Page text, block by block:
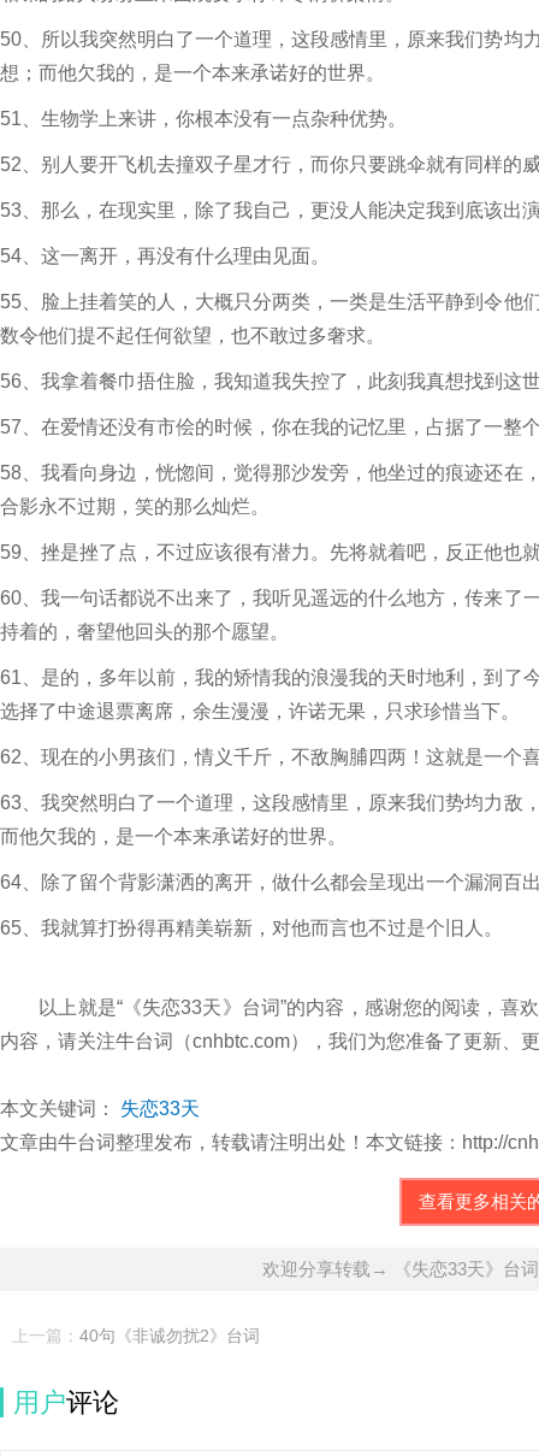
50、所以我突然明白了一个道理，这段感情里，原来我们势均
想；而他欠我的，是一个本来承诺好的世界。
51、生物学上来讲，你根本没有一点杂种优势。
52、别人要开飞机去撞双子星才行，而你只要跳伞就有同样的
53、那么，在现实里，除了我自己，更没人能决定我到底该出
54、这一离开，再没有什么理由见面。
55、脸上挂着笑的人，大概只分两类，一类是生活平静到令他
数令他们提不起任何欲望，也不敢过多奢求。
56、我拿着餐巾捂住脸，我知道我失控了，此刻我真想找到这
57、在爱情还没有市侩的时候，你在我的记忆里，占据了一整
58、我看向身边，恍惚间，觉得那沙发旁，他坐过的痕迹还在
合影永不过期，笑的那么灿烂。
59、挫是挫了点，不过应该很有潜力。先将就着吧，反正他也
60、我一句话都说不出来了，我听见遥远的什么地方，传来了
持着的，奢望他回头的那个愿望。
61、是的，多年以前，我的矫情我的浪漫我的天时地利，到了
选择了中途退票离席，余生漫漫，许诺无果，只求珍惜当下。
62、现在的小男孩们，情义千斤，不敌胸脯四两！这就是一个
63、我突然明白了一个道理，这段感情里，原来我们势均力敌
而他欠我的，是一个本来承诺好的世界。
64、除了留个背影潇洒的离开，做什么都会呈现出一个漏洞百
65、我就算打扮得再精美崭新，对他而言也不过是个旧人。
以上就是“《失恋33天》台词”的内容，感谢您的阅读，喜
内容，请关注牛台词（cnhbtc.com），我们为您准备了更新、
本文关键词： 失恋33天
文章由牛台词整理发布，转载请注明出处！本文链接：http://
查看更多相关
欢迎分享转载→ 《失恋33天》台词
上一篇： 40句《非诚勿扰2》台词
用户评论